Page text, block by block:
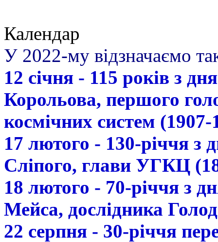
Календар
У 2022-му відзначаємо
12 січня - 115 років з
Корольова, першого
космічних систем (1907-
17 лютого - 130-річчя з
Сліпого, глави УГКЦ
18 лютого - 70-річчя з
Мейса, дослідника
22 серпня - 30-річчя